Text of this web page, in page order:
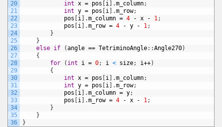
20
21
22
23
24
25
26
27
28
29
30
31
32
33
34
35
36
int x = pos i .m_column;
int y = pos i .m_row;
pos
i .m_column = 4 - x - 1;
pos
i .m_row = 4 - y - 1;
}
}
else if (angle == TetriminoAngle: :Angle270)
{
for
( int i = 0; i < size; i++)
{
int x = pos i .m_column;
int y = pos i .m_row;
pos
i .m_column = y;
pos
i .m_row = 4 - x - 1;
}
}
}